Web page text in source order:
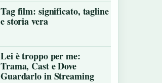
Tag film: significato, tagline
e storia vera
Lei è troppo per me:
Trama, Cast e Dove
Guardarlo in Streaming